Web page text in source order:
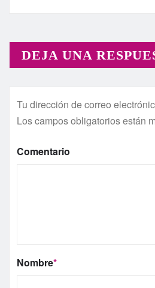
DEJA UNA
Tu dirección de correo
Los campos obligatorios están
Comentario
Nombre*